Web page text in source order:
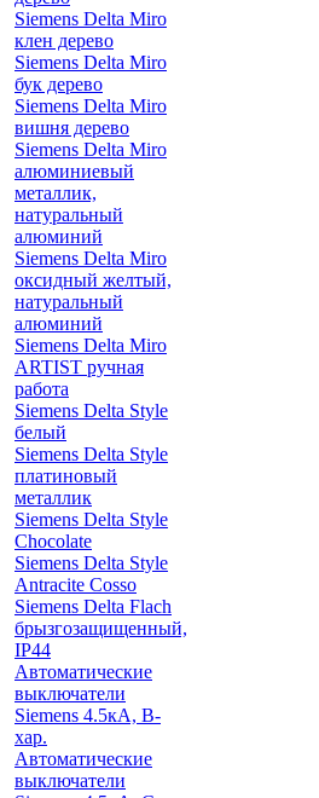
Siemens Delta Miro
клен дерево
Siemens Delta Miro
бук дерево
Siemens Delta Miro
вишня дерево
Siemens Delta Miro
алюминиевый
металлик,
натуральный
алюминий
Siemens Delta Miro
оксидный желтый,
натуральный
алюминий
Siemens Delta Miro
ARTIST ручная
работа
Siemens Delta Style
белый
Siemens Delta Style
платиновый
металлик
Siemens Delta Style
Chocolate
Siemens Delta Style
Antracite Cosso
Siemens Delta Flach
брызгозащищенный,
IP44
Автоматические
выключатели
Siemens 4.5кА, B-
хар.
Автоматические
выключатели